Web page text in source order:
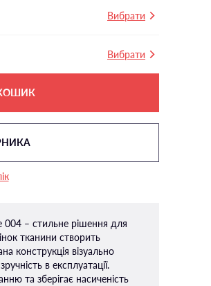
Вибрати
Вибрати
004 – стильне рішення для
тканини створить
конструкція візуально
в експлуатації.
та зберігає насиченість